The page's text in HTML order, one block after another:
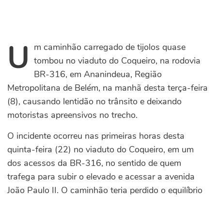
Um caminhão carregado de tijolos quase
tombou no viaduto do Coqueiro, na rodovia
BR-316, em Ananindeua, Região
Metropolitana de Belém, na manhã desta terça-feira
(8), causando lentidão no trânsito e deixando
motoristas apreensivos no trecho.
O incidente ocorreu nas primeiras horas desta
quinta-feira (22) no viaduto do Coqueiro, em um
dos acessos da BR-316, no sentido de quem
trafega para subir o elevado e acessar a avenida
João Paulo II. O caminhão teria perdido o equilíbrio